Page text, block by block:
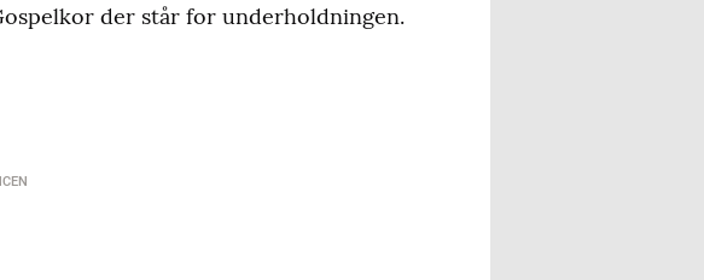
der står for underholdningen.